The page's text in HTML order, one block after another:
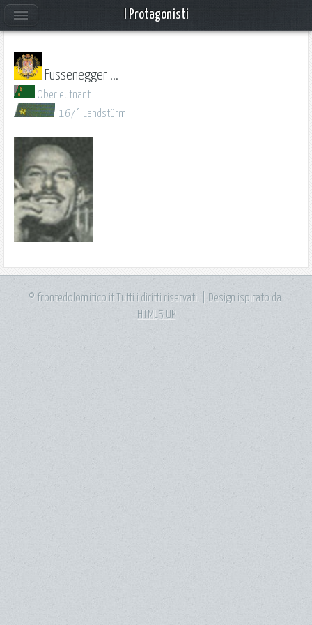
Fussenegger ...
Oberleutnant
167° Landstürm
© frontedolomitico.it Tutti i diritti riservati. | Design ispirato da:
HTML5 UP
I Protagonisti